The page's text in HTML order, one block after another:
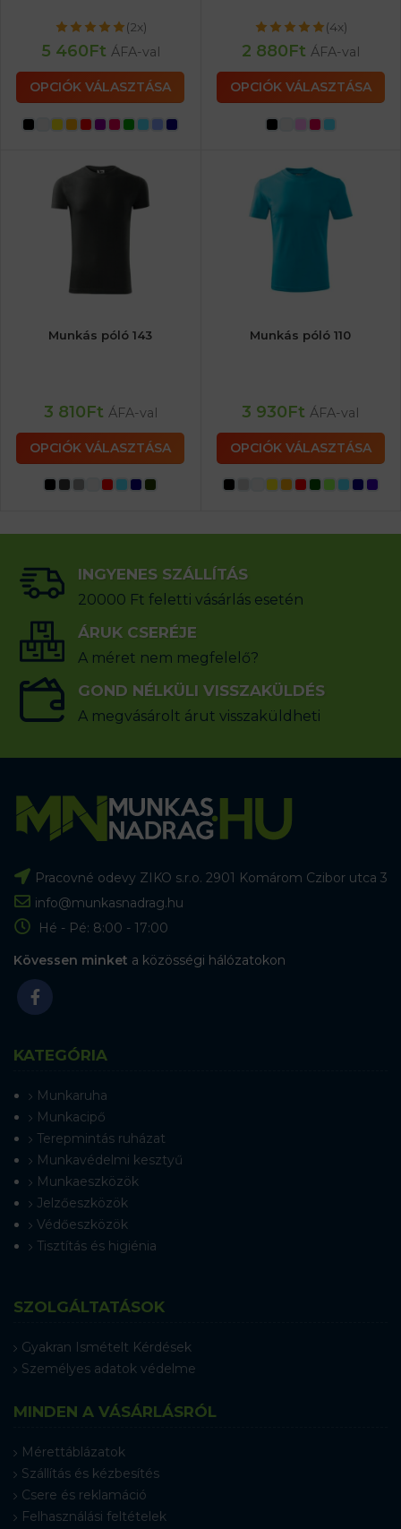
(2x)
5 460Ft ÁFA-val
OPCIÓK VÁLASZTÁSA
(4x)
2 880Ft ÁFA-val
OPCIÓK VÁLASZTÁSA
Munkás póló 143
3 810Ft ÁFA-val
OPCIÓK VÁLASZTÁSA
Munkás póló 110
3 930Ft ÁFA-val
OPCIÓK VÁLASZTÁSA
INGYENES SZÁLLÍTÁS
20000 Ft feletti vásárlás esetén
ÁRUK CSERÉJE
A méret nem megfelelő?
GOND NÉLKÜLI VISSZAKÜLDÉS
A megvásárolt árut visszaküldheti
Pracovné odevy ZIKO s.r.o. 2901 Komárom Czibor utca 3
info@munkasnadrag.hu
Hé - Pé: 8:00 - 17:00
Kövessen minket a közösségi hálózatokon
KATEGÓRIA
Munkaruha
Munkacipő
Terepmintás ruházat
Munkavédelmi kesztyű
Munkaeszközök
Jelzőeszközök
Védőeszközök
Tisztítás és higiénia
SZOLGÁLTATÁSOK
Gyakran Ismételt Kérdések
Személyes adatok védelme
MINDEN A VÁSÁRLÁSRÓL
Mérettáblázatok
Szállítás és kézbesítés
Csere és reklamáció
Felhasználási feltételek